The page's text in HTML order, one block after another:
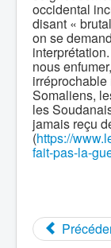
occidental
disant «
on se
nous
Somaliens,
les
jamais reçu
(https://
fait-pas-la-